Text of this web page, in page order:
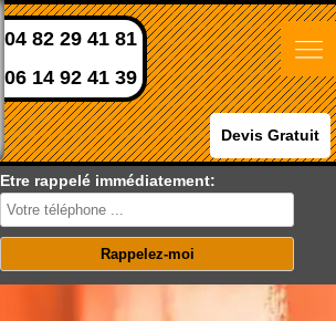
04 82 29 41 81
06 14 92 41 39
Devis Gratuit
Etre rappelé immédiatement: